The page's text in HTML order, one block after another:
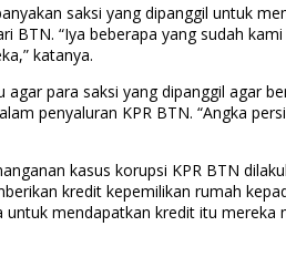
saksi yang dipanggil untuk
BTN. “Iya beberapa yang sudah
katanya.
agar para saksi yang dipanggil agar
penyaluran KPR BTN. “Angka
kasus korupsi KPR BTN
kredit kepemilikan rumah
untuk mendapatkan kredit itu